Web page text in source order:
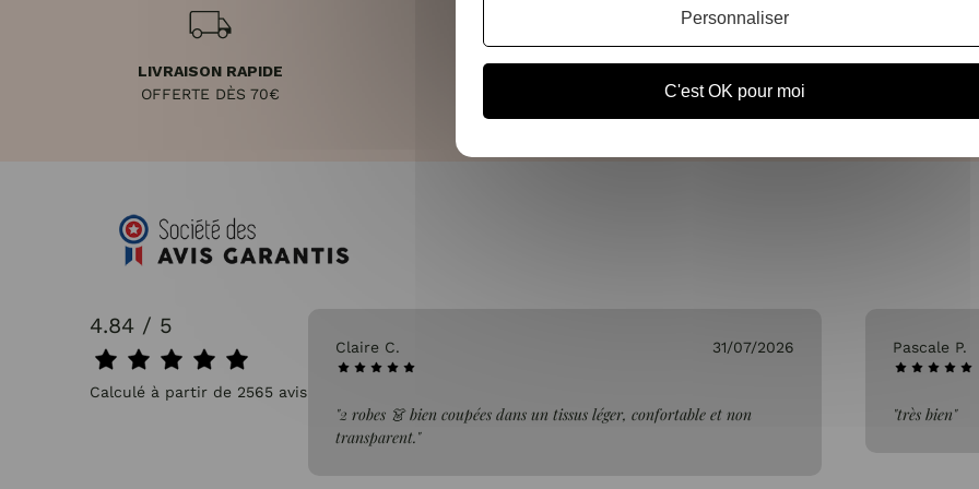
LIVRAISON RAPIDE
OFFERTE DÈS 70€
RETOURS SOUS 14 JOURS
À VOTRE ÉCOUTE DU
SAMEDI DE 10H À
4.84 / 5
Calculé à partir de 2565 avis.
31/07/2026 Claire C. 31/07/2026
"2 robes 👗 bien coupées dans un tissus léger, confortable et non
transparent."
Pascale P.
"très bien"
C'est OK pour moi
Personnaliser